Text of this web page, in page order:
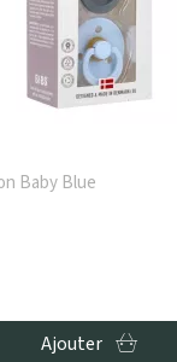
Baby Blue
Ajouter